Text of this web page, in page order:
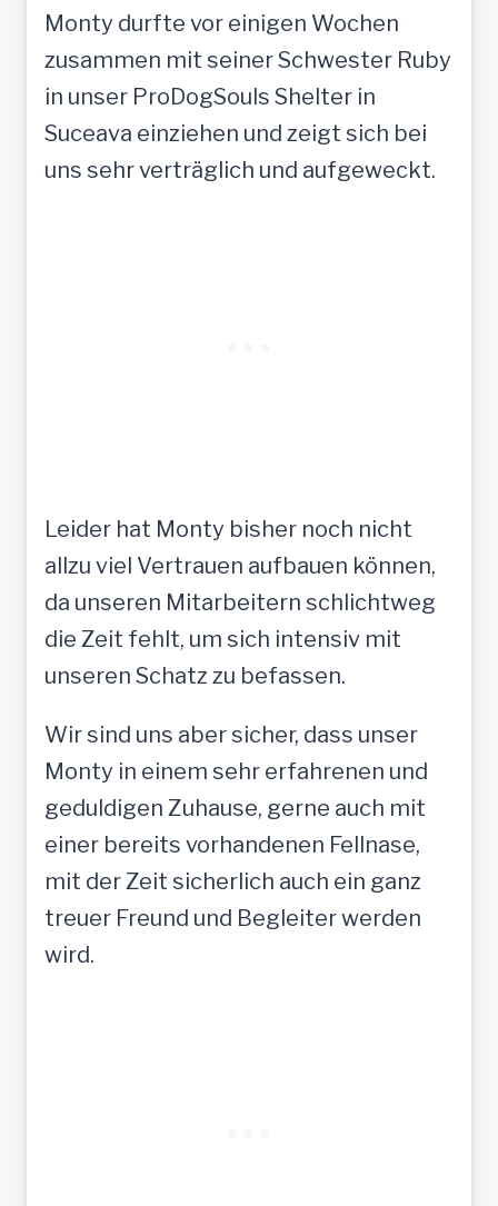
Monty durfte vor einigen Wochen
zusammen mit seiner Schwester Ruby
in unser ProDogSouls Shelter in
Suceava einziehen und zeigt sich bei
uns sehr verträglich und aufgeweckt.
Leider hat Monty bisher noch nicht
allzu viel Vertrauen aufbauen können,
da unseren Mitarbeitern schlichtweg
die Zeit fehlt, um sich intensiv mit
unseren Schatz zu befassen.
Wir sind uns aber sicher, dass unser
Monty in einem sehr erfahrenen und
geduldigen Zuhause, gerne auch mit
einer bereits vorhandenen Fellnase,
mit der Zeit sicherlich auch ein ganz
treuer Freund und Begleiter werden
wird.